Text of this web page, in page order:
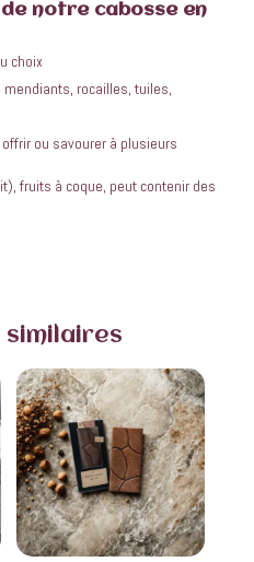
notre cabosse en
choix
rocailles, tuiles,
ou savourer à plusieurs
fruits à coque, peut contenir des
similaires